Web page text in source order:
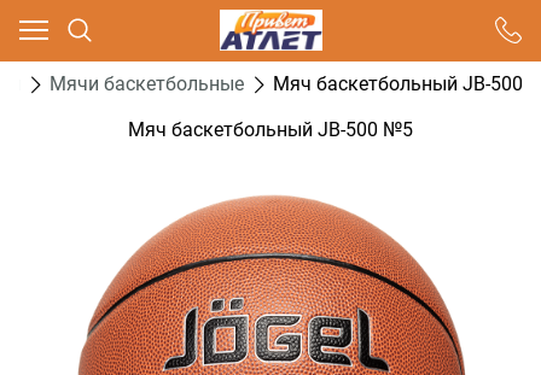
Мячи баскетбольные
Мяч баскетбольный JB-500
Мяч баскетбольный JB-500 №5
Ваш город - Москва,
угадали?
ДА НЕТ